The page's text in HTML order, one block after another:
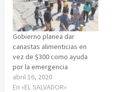
Gobierno planea dar
canastas alimenticias en
vez de $300 como ayuda
por la emergencia
abril 16, 2020
En «EL SALVADOR»